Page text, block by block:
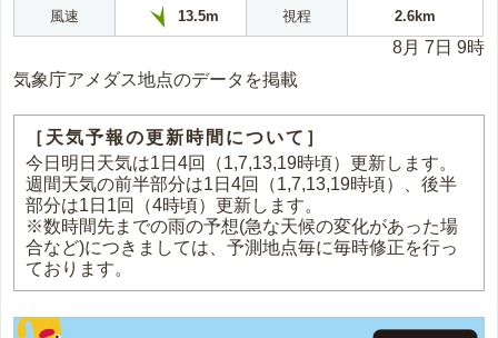
風速 13.5m 視程 2.6km
8月 7日 9時
気象庁アメダス地点のデータを掲載
［天気予報の更新時間について］
今日明日天気は1日4回（1,7,13,19時頃）更新します。
週間天気の前半部分は1日4回（1,7,13,19時頃）、後半
部分は1日1回（4時頃）更新します。
※数時間先までの雨の予想(急な天候の変化があった場
合など)につきましては、予測地点毎に毎時修正を行っ
ております。